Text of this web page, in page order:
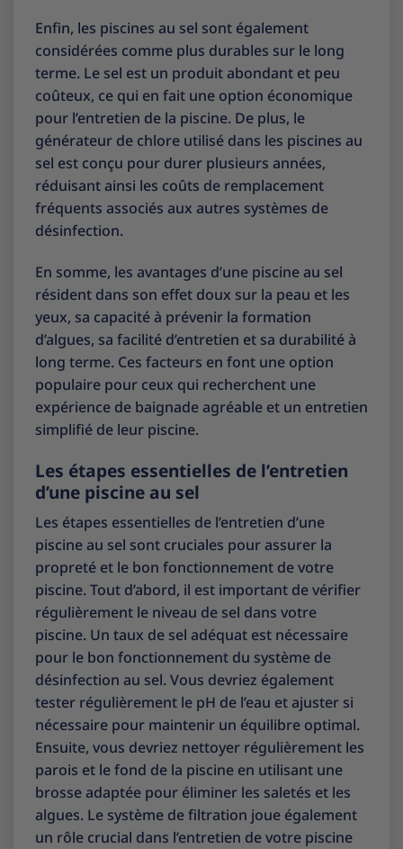
Enfin, les piscines au sel sont également
considérées comme plus durables sur le long
terme. Le sel est un produit abondant et peu
coûteux, ce qui en fait une option économique
pour l’entretien de la piscine. De plus, le
générateur de chlore utilisé dans les piscines au
sel est conçu pour durer plusieurs années,
réduisant ainsi les coûts de remplacement
fréquents associés aux autres systèmes de
désinfection.
En somme, les avantages d’une piscine au sel
résident dans son effet doux sur la peau et les
yeux, sa capacité à prévenir la formation
d’algues, sa facilité d’entretien et sa durabilité à
long terme. Ces facteurs en font une option
populaire pour ceux qui recherchent une
expérience de baignade agréable et un entretien
simplifié de leur piscine.
Les étapes essentielles de l’entretien
d’une piscine au sel
Les étapes essentielles de l’entretien d’une
piscine au sel sont cruciales pour assurer la
propreté et le bon fonctionnement de votre
piscine. Tout d’abord, il est important de vérifier
régulièrement le niveau de sel dans votre
piscine. Un taux de sel adéquat est nécessaire
pour le bon fonctionnement du système de
désinfection au sel. Vous devriez également
tester régulièrement le pH de l’eau et ajuster si
nécessaire pour maintenir un équilibre optimal.
Ensuite, vous devriez nettoyer régulièrement les
parois et le fond de la piscine en utilisant une
brosse adaptée pour éliminer les saletés et les
algues. Le système de filtration joue également
un rôle crucial dans l’entretien de votre piscine